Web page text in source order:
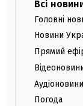
Всі
Головні
Новини
Прямий
Аудіоновини
Погода